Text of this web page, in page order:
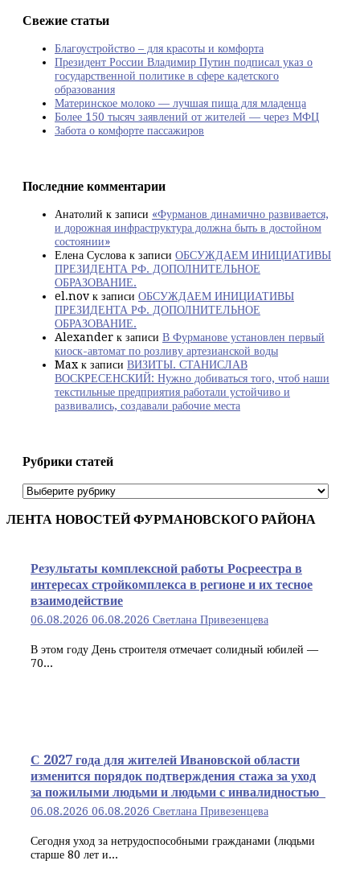
Свежие статьи
Благоустройство – для красоты и комфорта
Президент России Владимир Путин подписал указ о
государственной политике в сфере кадетского
образования
Материнское молоко — лучшая пища для младенца
Более 150 тысяч заявлений от жителей — через МФЦ
Забота о комфорте пассажиров
Последние комментарии
Анатолий к записи «Фурманов динамично развивается,
и дорожная инфраструктура должна быть в достойном
состоянии»
Елена Суслова к записи ОБСУЖДАЕМ ИНИЦИАТИВЫ
ПРЕЗИДЕНТА РФ. ДОПОЛНИТЕЛЬНОЕ
ОБРАЗОВАНИЕ.
el.nov к записи ОБСУЖДАЕМ ИНИЦИАТИВЫ
ПРЕЗИДЕНТА РФ. ДОПОЛНИТЕЛЬНОЕ
ОБРАЗОВАНИЕ.
Alexander к записи В Фурманове установлен первый
киоск-автомат по розливу артезианской воды
Max к записи ВИЗИТЫ. СТАНИСЛАВ
ВОСКРЕСЕНСКИЙ: Нужно добиваться того, чтоб наши
текстильные предприятия работали устойчиво и
развивались, создавали рабочие места
Рубрики статей
Рубрики
статей
ЛЕНТА НОВОСТЕЙ ФУРМАНОВСКОГО РАЙОНА
Результаты комплексной работы Росреестра в
интересах стройкомплекса в регионе и их тесное
взаимодействие
06.08.2026 06.08.2026 Светлана Привезенцева
В этом году День строителя отмечает солидный юбилей —
70...
С 2027 года для жителей Ивановской области
изменится порядок подтверждения стажа за уход
за пожилыми людьми и людьми с инвалидностью
06.08.2026 06.08.2026 Светлана Привезенцева
Сегодня уход за нетрудоспособными гражданами (людьми
старше 80 лет и...